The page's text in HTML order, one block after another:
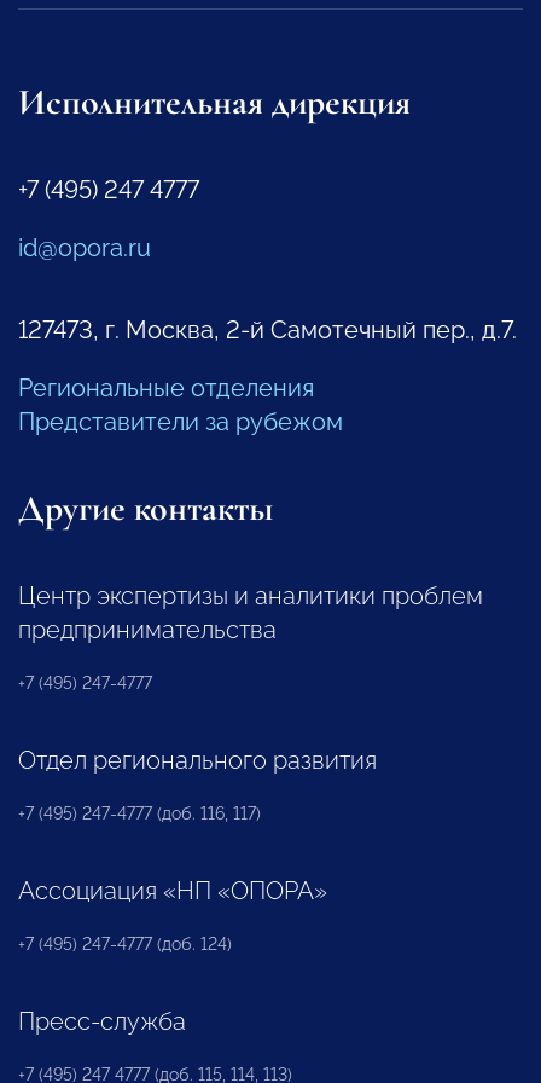
Исполнительная дирекция
+7 (495) 247 4777
id@opora.ru
127473, г. Москва, 2-й Самотечный пер., д.7.
Региональные отделения
Представители за рубежом
Другие контакты
Центр экспертизы и аналитики проблем
предпринимательства
+7 (495) 247-4777
Отдел регионального развития
+7 (495) 247-4777 (доб. 116, 117)
Ассоциация «НП «ОПОРА»
+7 (495) 247-4777 (доб. 124)
Пресс-служба
+7 (495) 247 4777 (доб. 115, 114, 113)